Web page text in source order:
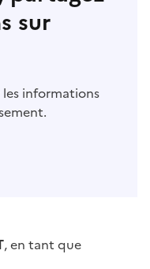
sur
informations
, en tant que